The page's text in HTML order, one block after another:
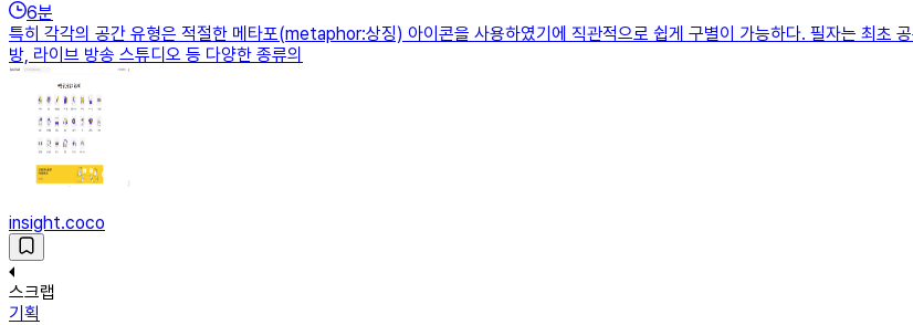
6분
특히 각각의 공간 유형은 적절한 메타포(metaphor:상징) 아이콘을 사용하였기에 직관적으로 쉽게 구별이 가능하다. 필자는 최초
방, 라이브 방송 스튜디오 등 다양한 종류의
insight.coco
스크랩
기획